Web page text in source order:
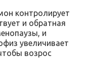
контролирует
и обратная
и
увеличивает
возрос